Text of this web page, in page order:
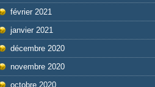
février 2021
janvier 2021
décembre 2020
novembre 2020
octobre 2020